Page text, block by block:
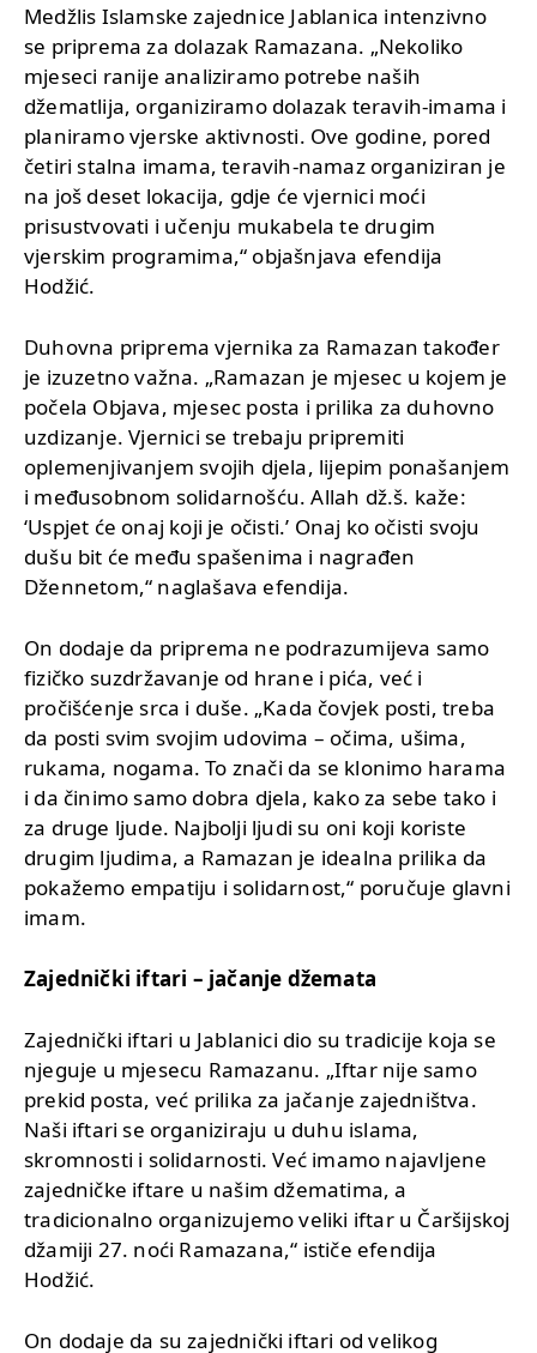
Medžlis Islamske zajednice Jablanica intenzivno
se priprema za dolazak Ramazana. „Nekoliko
mjeseci ranije analiziramo potrebe naših
džematlija, organiziramo dolazak teravih-imama i
planiramo vjerske aktivnosti. Ove godine, pored
četiri stalna imama, teravih-namaz organiziran je
na još deset lokacija, gdje će vjernici moći
prisustvovati i učenju mukabela te drugim
vjerskim programima,“ objašnjava efendija
Hodžić.
Duhovna priprema vjernika za Ramazan također
je izuzetno važna. „Ramazan je mjesec u kojem je
počela Objava, mjesec posta i prilika za duhovno
uzdizanje. Vjernici se trebaju pripremiti
oplemenjivanjem svojih djela, lijepim ponašanjem
i međusobnom solidarnošću. Allah dž.š. kaže:
‘Uspjet će onaj koji je očisti.’ Onaj ko očisti svoju
dušu bit će među spašenima i nagrađen
Džennetom,“ naglašava efendija.
On dodaje da priprema ne podrazumijeva samo
fizičko suzdržavanje od hrane i pića, već i
pročišćenje srca i duše. „Kada čovjek posti, treba
da posti svim svojim udovima – očima, ušima,
rukama, nogama. To znači da se klonimo harama
i da činimo samo dobra djela, kako za sebe tako i
za druge ljude. Najbolji ljudi su oni koji koriste
drugim ljudima, a Ramazan je idealna prilika da
pokažemo empatiju i solidarnost,“ poručuje glavni
imam.
Zajednički iftari – jačanje džemata
Zajednički iftari u Jablanici dio su tradicije koja se
njeguje u mjesecu Ramazanu. „Iftar nije samo
prekid posta, već prilika za jačanje zajedništva.
Naši iftari se organiziraju u duhu islama,
skromnosti i solidarnosti. Već imamo najavljene
zajedničke iftare u našim džematima, a
tradicionalno organizujemo veliki iftar u Čaršijskoj
džamiji 27. noći Ramazana,“ ističe efendija
Hodžić.
On dodaje da su zajednički iftari od velikog